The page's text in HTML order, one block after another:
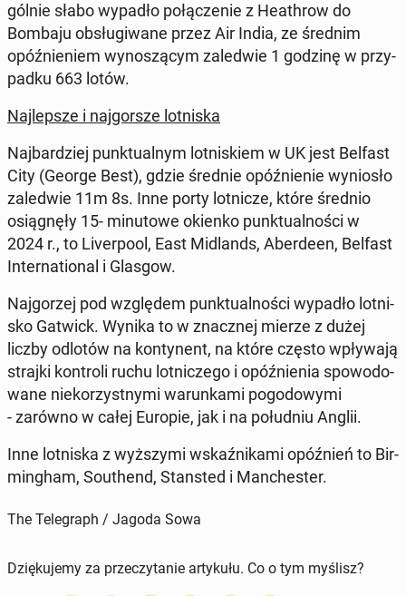
gól­nie słabo wypadło po­łą­cze­nie z He­ath­row do
Bombaju ob­słu­gi­wa­ne przez Air India, ze średnim
opóź­nie­niem wy­no­szą­cym za­le­d­wie 1 godzinę w przy­
pad­ku 663 lotów.
Naj­lep­sze i naj­gor­sze lot­ni­ska
Naj­bar­dziej punk­tu­al­nym lot­ni­skiem w UK jest Belfast
City (George Best), gdzie średnie opóź­nie­nie wy­nio­sło
za­le­d­wie 11m 8s. Inne porty lot­ni­cze, które średnio
osią­gnę­ły 15- mi­nu­to­we okienko punk­tu­al­no­ści w
2024 r., to Li­ver­po­ol, East Mi­dlands, Aber­de­en, Belfast
In­ter­na­tio­nal i Glasgow.
Naj­go­rzej pod wzglę­dem punk­tu­al­no­ści wypadło lot­ni­
sko Gatwick. Wynika to w znacz­nej mierze z dużej
liczby odlotów na kon­ty­nent, na które często wpły­wa­ją
strajki kon­tro­li ruchu lot­ni­cze­go i opóź­nie­nia spo­wo­do­
wa­ne nie­ko­rzyst­ny­mi wa­run­ka­mi po­go­do­wy­mi
- zarówno w całej Europie, jak i na po­łu­dniu Anglii.
Inne lot­ni­ska z wyż­szy­mi wskaź­ni­ka­mi opóź­nień to Bir­
ming­ham, So­uthend, Stan­sted i Man­che­ster.
The Telegraph / Jagoda Sowa
Dziękujemy za przeczytanie artykułu. Co o tym myślisz?